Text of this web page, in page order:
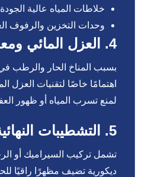
خلاطات المياه عالية الجودة
وحدات التخزين والرفوف
4. العزل المائي ومعالجة الرطوبة
بسبب المناخ الحار والرطب
اهتمامًا خاصًا لتقنيات العزل
لمنع تسرب المياه أو ظهور
5. التشطيبات النهائية الفاخرة
تشمل تركيب السيراميك أو
ديكورية تضيف مظهرًا راقيًا